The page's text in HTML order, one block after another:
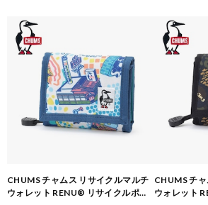
CHUMS チャムス リサイクルマルチ
ウォレット RENU® リサイクルポリ
CHUMS チ
ウォレット